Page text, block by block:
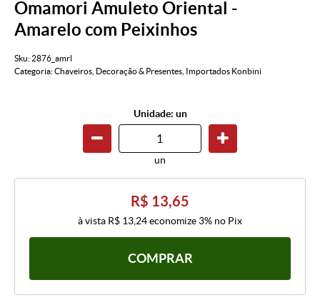
Omamori Amuleto Oriental -
Amarelo com Peixinhos
Sku: 2876_amrl
Categoria:Chaveiros Decoração & Presentes Importados Konbini
Unidade: un
un
R$ 13,65
à vista R$ 13,24economize 3% no Pix
COMPRAR